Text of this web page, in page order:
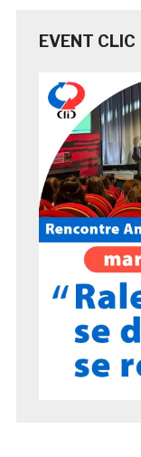
EVENT CLIC